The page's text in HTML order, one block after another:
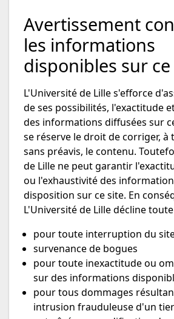
Avertissement
les informations
disponibles sur
L'Université de Lille s'efforce
de ses possibilités, l'exactitude
des informations diffusées sur
se réserve le droit de corriger,
sans préavis, le contenu.
de Lille ne peut garantir
ou l'exhaustivité des
disposition sur ce site. En
L'Université de Lille décline
pour toute interruption du
survenance de bogues
pour toute inexactitude ou
sur des informations
pour tous dommages
intrusion frauduleuse d'un